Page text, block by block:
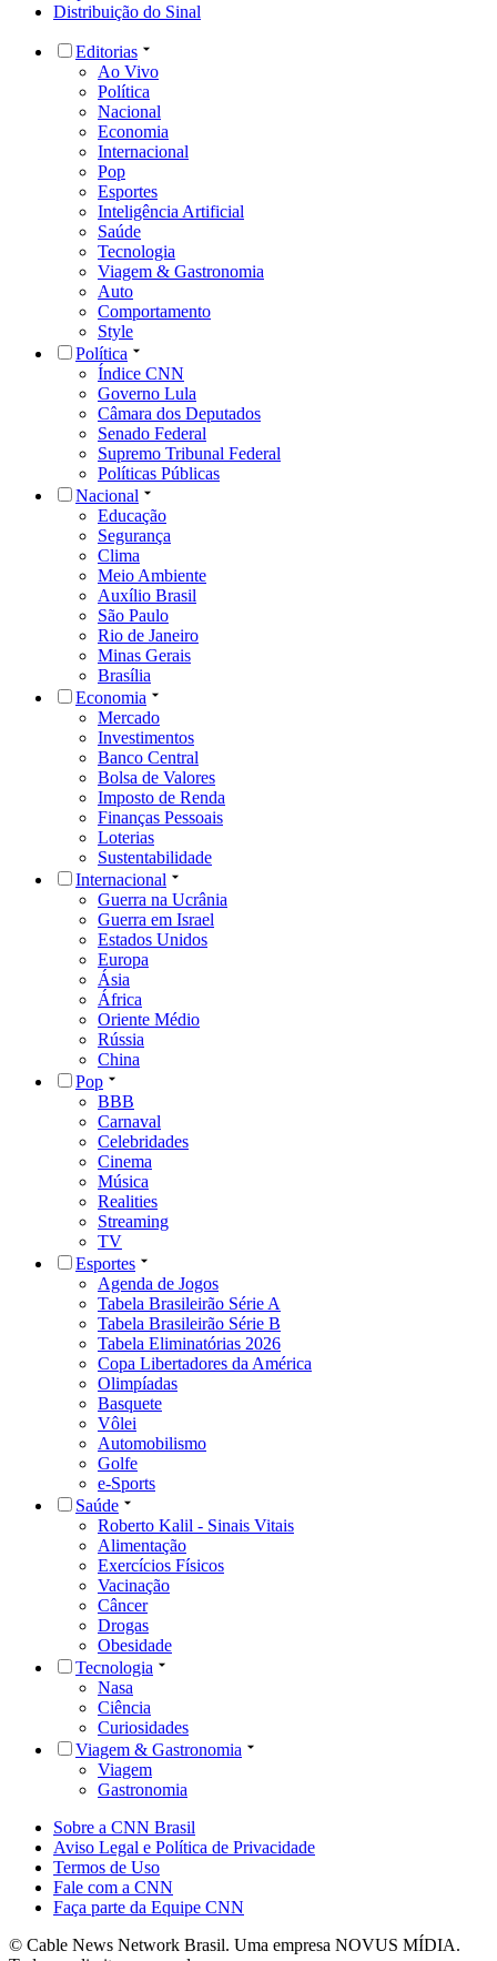
Distribuição do Sinal
Editorias
Ao Vivo
Política
Nacional
Economia
Internacional
Pop
Esportes
Inteligência Artificial
Saúde
Tecnologia
Viagem & Gastronomia
Auto
Comportamento
Style
Política
Índice CNN
Governo Lula
Câmara dos Deputados
Senado Federal
Supremo Tribunal Federal
Políticas Públicas
Nacional
Educação
Segurança
Clima
Meio Ambiente
Auxílio Brasil
São Paulo
Rio de Janeiro
Minas Gerais
Brasília
Economia
Mercado
Investimentos
Banco Central
Bolsa de Valores
Imposto de Renda
Finanças Pessoais
Loterias
Sustentabilidade
Internacional
Guerra na Ucrânia
Guerra em Israel
Estados Unidos
Europa
Ásia
África
Oriente Médio
Rússia
China
Pop
BBB
Carnaval
Celebridades
Cinema
Música
Realities
Streaming
TV
Esportes
Agenda de Jogos
Tabela Brasileirão Série A
Tabela Brasileirão Série B
Tabela Eliminatórias 2026
Copa Libertadores da América
Olimpíadas
Basquete
Vôlei
Automobilismo
Golfe
e-Sports
Saúde
Roberto Kalil - Sinais Vitais
Alimentação
Exercícios Físicos
Vacinação
Câncer
Drogas
Obesidade
Tecnologia
Nasa
Ciência
Curiosidades
Viagem & Gastronomia
Viagem
Gastronomia
Sobre a CNN Brasil
Aviso Legal e Política de Privacidade
Termos de Uso
Fale com a CNN
Faça parte da Equipe CNN
© Cable News Network Brasil. Uma empresa NOVUS MÍDIA.